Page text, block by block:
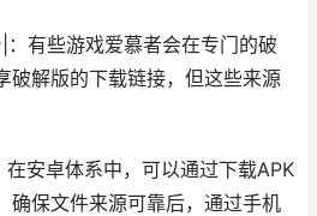
有些游戏爱慕者会在专门的破
破解版的下载链接，但这些来源
安卓体系中，可以通过下载APK
确保文件来源可靠后，通过手机